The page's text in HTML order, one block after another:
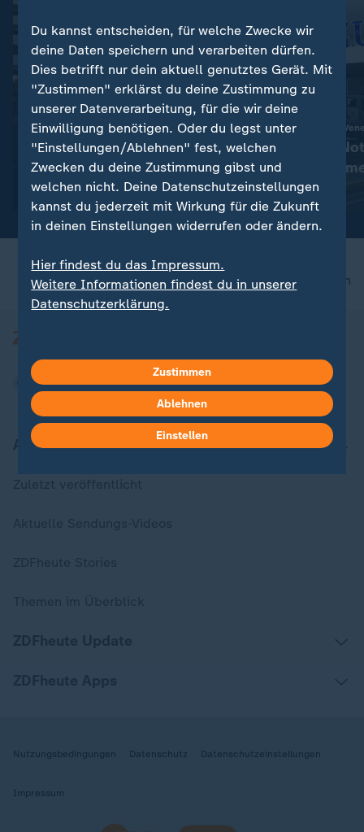
Zwischen Trümmern und Machtkampf :
Wie es in Venezuela nach den
Erdbeben weitergeht
mit Video 2:13
Interview
Humanitäre Hilfe in
Helferin: Die
über die
mit Video2:13
nach oben
Aktuell bei ZDFheute
Nutzungsbedingungen Datenschutz Datenschutzeinstellungen
Impressum
Du kannst entscheiden, für welche Zwecke wir
deine Daten speichern und verarbeiten dürfen.
Dies betrifft nur dein aktuell genutztes Gerät. Mit
"Zustimmen" erklärst du deine Zustimmung zu
unserer Datenverarbeitung, für die wir deine
Einwilligung benötigen. Oder du legst unter
"Einstellungen/Ablehnen" fest, welchen
Zwecken du deine Zustimmung gibst und
welchen nicht. Deine Datenschutzeinstellungen
kannst du jederzeit mit Wirkung für die Zukunft
in deinen Einstellungen widerrufen oder ändern.
Hier findest du das Impressum.
Weitere Informationen findest du in unserer
Datenschutzerklärung.
Zustimmen
Ablehnen
Einstellen